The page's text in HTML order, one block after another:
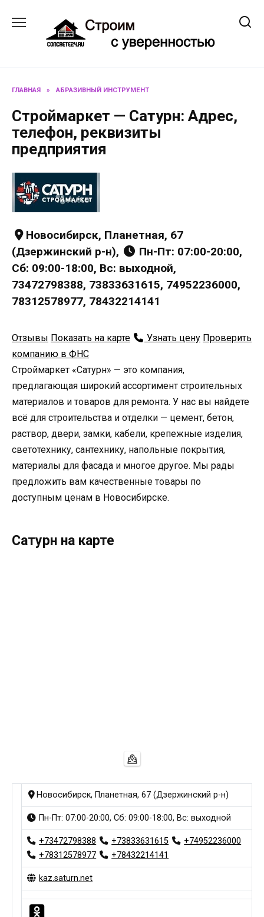
содержанию
ГЛАВНАЯ » АБРАЗИВНЫЙ ИНСТРУМЕНТ
Строймаркет — Сатурн: Адрес,
телефон, реквизиты
предприятия
Новосибирск, Планетная, 67
(Дзержинский р-н),
Пн-Пт: 07:00-20:00,
Сб: 09:00-18:00, Вс: выходной,
73472798388, 73833631615, 74952236000,
78312578977, 78432214141
Отзывы Показать на карте Узнать цену Проверить
компанию в ФНС
Строймаркет «Сатурн» — это компания,
предлагающая широкий ассортимент строительных
материалов и товаров для ремонта. У нас вы найдете
всё для строительства и отделки — цемент, бетон,
раствор, двери, замки, кабели, крепежные изделия,
светотехнику, сантехнику, напольные покрытия,
материалы для фасада и многое другое. Мы рады
предложить вам качественные товары по
доступным ценам в Новосибирске.
Сатурн на карте
Новосибирск, Планетная, 67 (Дзержинский р-н)
Пн-Пт: 07:00-20:00, Сб: 09:00-18:00, Вс: выходной
+73472798388 +73833631615
+74952236000
+78312578977
+78432214141
kaz.saturn.net